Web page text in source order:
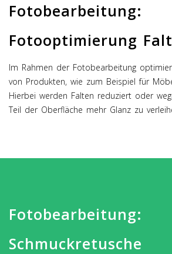
Fotobearbeitung:
Fotooptimierung
Im Rahmen der Fotobearbeitung
von Produkten, wie zum Beispiel für
Hierbei werden Falten reduziert oder
Teil der Oberfläche mehr Glanz zu
Fotobearbeitung:
Schmuckretusche